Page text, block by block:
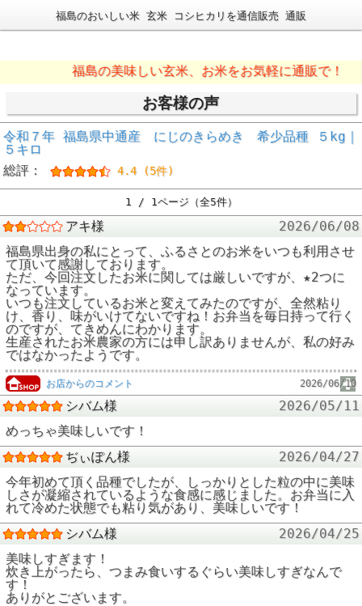
福島のおいしい米 玄米 コシヒカリを通信販売 通販
福島の美味しい玄米、お米をお気軽に通販で！
お客様の声
令和７年 福島県中通産 にじのきらめき 希少品種 ５kg｜
５キロ
総評：
4.4 (5件)
1 / 1ページ（全5件）
アキ様
2026/06/08
福島県出身の私にとって、ふるさとのお米をいつも利用させ
て頂いて感謝しております。
ただ、今回注文したお米に関しては厳しいですが、★2つに
なっています。
いつも注文しているお米と変えてみたのですが、全然粘り
け、香り、味がいけてないですね！お弁当を毎日持って行く
のですが、てきめんにわかります。
生産されたお米農家の方には申し訳ありませんが、私の好み
ではなかったようです。
お店からのコメント 2026/06/10
シバム様
2026/05/11
めっちゃ美味しいです！
ぢぃぽん様
2026/04/27
今年初めて頂く品種でしたが、しっかりとした粒の中に美味
しさが凝縮されているような食感に感じました。お弁当に入
れて冷めた状態でも粘り気があり、美味しいです！
シバム様
2026/04/25
美味しすぎます！
炊き上がったら、つまみ食いするぐらい美味しすぎなんで
す！
ありがとございます。